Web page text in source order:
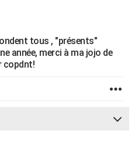
tous , "présents"
année, merci à ma jojo de
copdnt!